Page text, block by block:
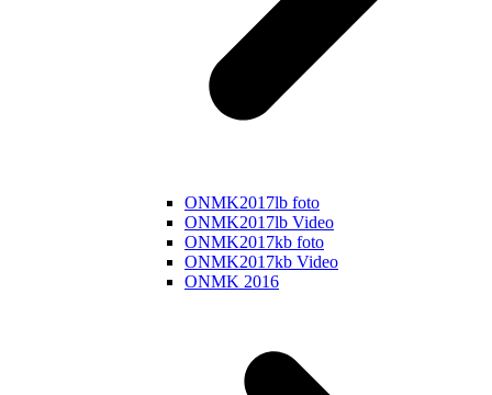
ONMK2017lb foto
ONMK2017lb Video
ONMK2017kb foto
ONMK2017kb Video
ONMK 2016